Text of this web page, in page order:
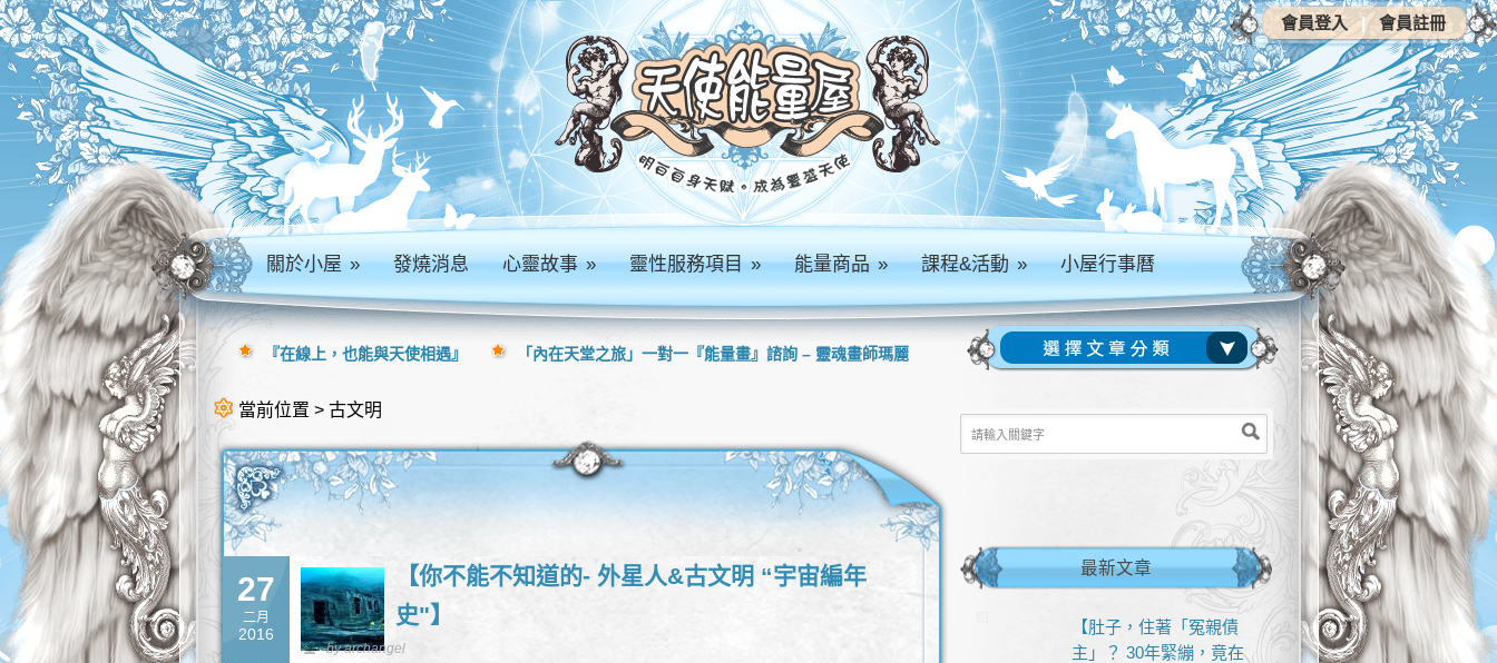
關於小屋» 發燒消息 心靈故事» 靈性服務項目» 能量商品» 課程&活動» 小屋行事曆
當前位置 > 古文明
27
二月
2016
【你不能不知道的- 外星人&古文明 “宇宙編年
史"】
by archangel
最新文章
【肚子，住著「冤親債
主」？ 30年緊繃，竟在
『在線上，也能與天使相遇』 「內在天堂之旅」一對一『能量畫』諮詢 – 靈魂畫師瑪麗
會員登入 | 會員註冊